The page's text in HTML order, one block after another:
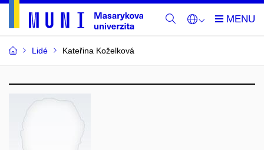
Lidé Kateřina Koželková